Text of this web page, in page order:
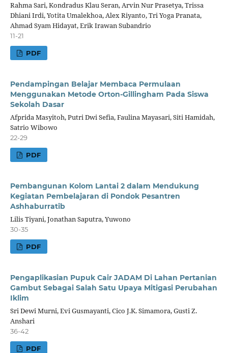
Rahma Sari, Kondradus Klau Seran, Arvin Nur Prasetya, Trissa
Dhiani Irdi, Yotita Umalekhoa, Alex Riyanto, Tri Yoga Pranata,
Ahmad Syam Hidayat, Erik Irawan Subandrio
11-21
PDF
Pendampingan Belajar Membaca Permulaan
Menggunakan Metode Orton-Gillingham Pada Siswa
Sekolah Dasar
Afprida Masyitoh, Putri Dwi Sefia, Faulina Mayasari, Siti Hamidah,
Satrio Wibowo
22-29
PDF
Pembangunan Kolom Lantai 2 dalam Mendukung
Kegiatan Pembelajaran di Pondok Pesantren
Ashhaburratib
Lilis Tiyani, Jonathan Saputra, Yuwono
30-35
PDF
Pengaplikasian Pupuk Cair JADAM Di Lahan Pertanian
Gambut Sebagai Salah Satu Upaya Mitigasi Perubahan
Iklim
Sri Dewi Murni, Evi Gusmayanti, Cico J.K. Simamora, Gusti Z.
Anshari
36-42
PDF